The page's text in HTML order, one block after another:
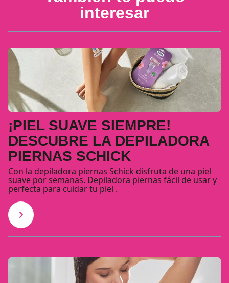
interesar
¡PIEL SUAVE SIEMPRE!
DESCUBRE LA DEPILADORA
PIERNAS SCHICK
Con la depiladora piernas Schick disfruta de una piel
suave por semanas. Depiladora piernas fácil de usar y
perfecta para cuidar tu piel .